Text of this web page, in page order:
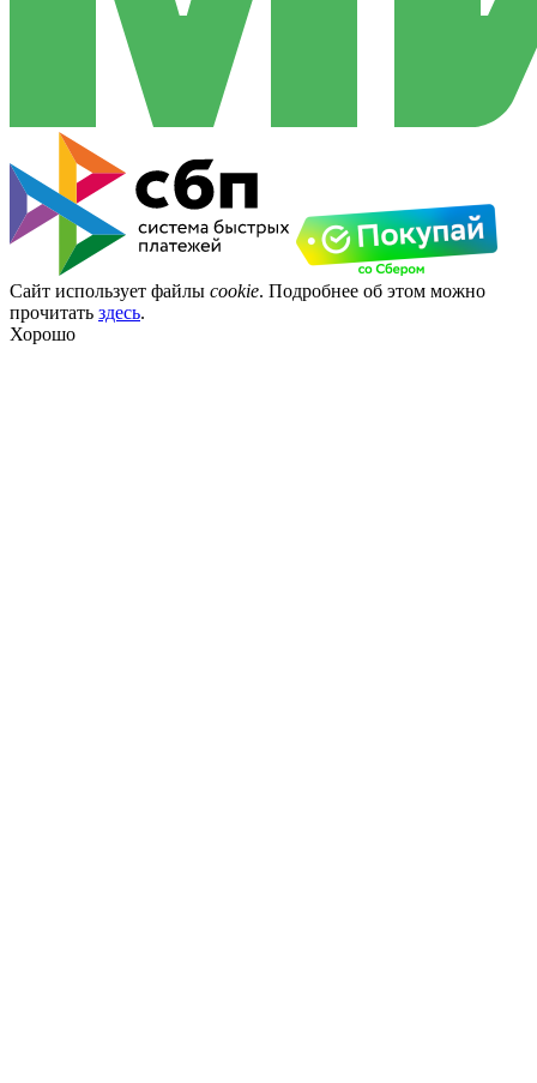
Сайт использует файлы cookie. Подробнее об этом можно
прочитать здесь.
Хорошо